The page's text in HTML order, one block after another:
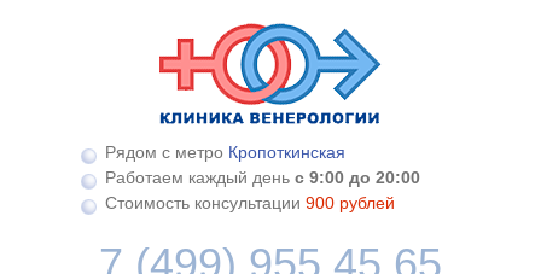
Рядом с метро Кропоткинская
Работаем каждый день с 9:00 до 20:00
Стоимость консультации 900 рублей
7 (499) 955 45 65